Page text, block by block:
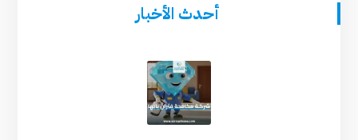
أحدث الأخبار